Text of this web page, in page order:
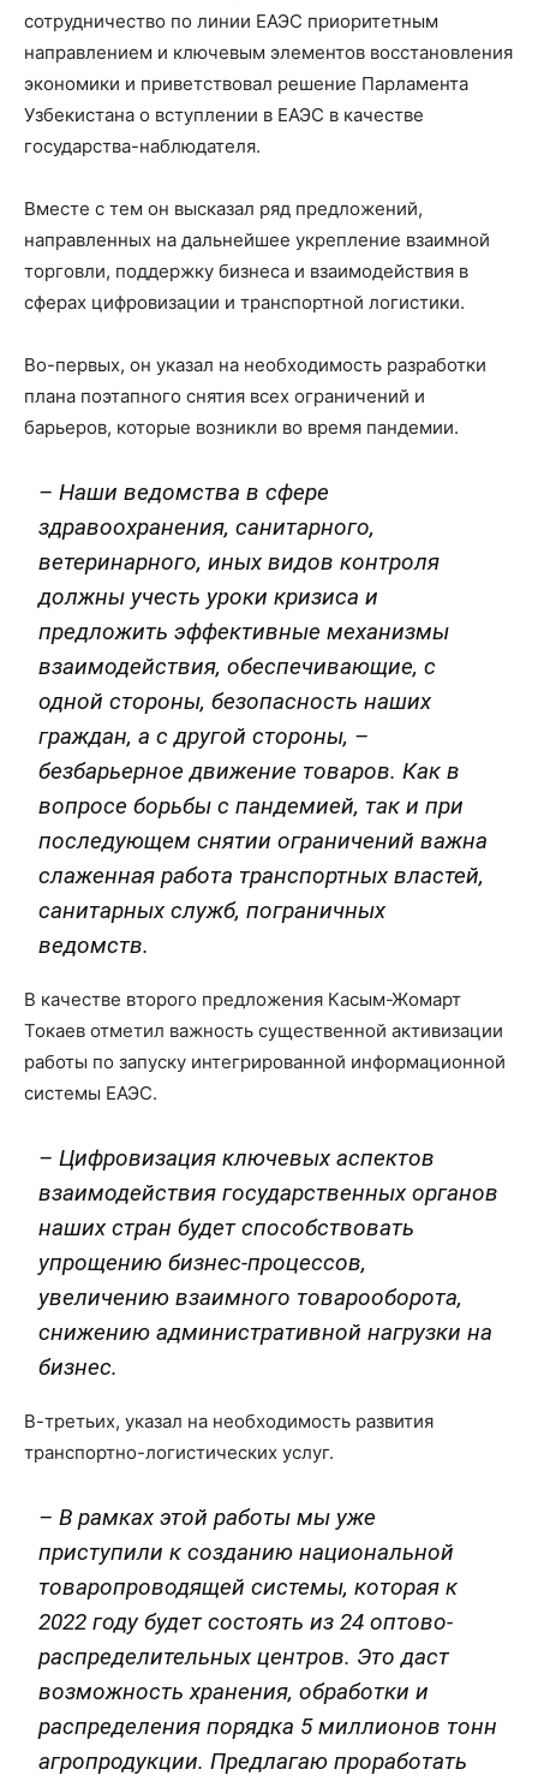
сотрудничество по линии ЕАЭС приоритетным
направлением и ключевым элементов восстановления
экономики и приветствовал решение Парламента
Узбекистана о вступлении в ЕАЭС в качестве
государства-наблюдателя.
Вместе с тем он высказал ряд предложений,
направленных на дальнейшее укрепление взаимной
торговли, поддержку бизнеса и взаимодействия в
сферах цифровизации и транспортной логистики.
Во-первых, он указал на необходимость разработки
плана поэтапного снятия всех ограничений и
барьеров, которые возникли во время пандемии.
– Наши ведомства в сфере
здравоохранения, санитарного,
ветеринарного, иных видов контроля
должны учесть уроки кризиса и
предложить эффективные механизмы
взаимодействия, обеспечивающие, с
одной стороны, безопасность наших
граждан, а с другой стороны, –
безбарьерное движение товаров. Как в
вопросе борьбы с пандемией, так и при
последующем снятии ограничений важна
слаженная работа транспортных властей,
санитарных служб, пограничных
ведомств.
В качестве второго предложения Касым-Жомарт
Токаев отметил важность существенной активизации
работы по запуску интегрированной информационной
системы ЕАЭС.
– Цифровизация ключевых аспектов
взаимодействия государственных органов
наших стран будет способствовать
упрощению бизнес-процессов,
увеличению взаимного товарооборота,
снижению административной нагрузки на
бизнес.
В-третьих, указал на необходимость развития
транспортно-логистических услуг.
– В рамках этой работы мы уже
приступили к созданию национальной
товаропроводящей системы, которая к
2022 году будет состоять из 24 оптово-
распределительных центров. Это даст
возможность хранения, обработки и
распределения порядка 5 миллионов тонн
агропродукции. Предлагаю проработать